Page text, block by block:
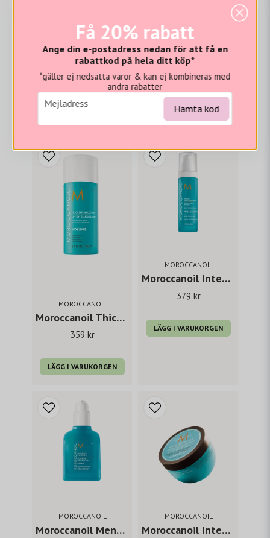
Vi tror du hade gillat...
MOROCCANOIL
Moroccanoil Thickening Lotion 100 ml
359 kr
LÄGG I VARUKORGEN
MOROCCANOIL
Moroccanoil Intense Smoothing Serum 50 ml
379 kr
LÄGG I VARUKORGEN
MOROCCANOIL
Moroccanoil Mending Infusion 75 ml
MOROCCANOIL
Moroccanoil Intense Hydrating Mask 250 ml
handukstorkat hår. Dela upp håret i sektioner och
fördela produkten jämnt med en bredtandad kam. Låt
verka i 5–7 minuter beroende på önskad intensitet.
Skölj noga. OBS: Den slutliga färgen och
varaktigheten kan bero på olika faktorer, t.ex.
utgångsläge och hårets skick.
Få 20% rabatt
Ange din e-postadress nedan för att få en
rabattkod på hela ditt köp*
*gäller ej nedsatta varor & kan ej kombineras med
andra rabatter
email
Mejladress Hämta kod